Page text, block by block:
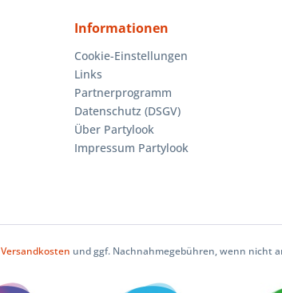
Informationen
Cookie-Einstellungen
Links
Partnerprogramm
Datenschutz (DSGV)
Über Partylook
Impressum Partylook
Versandkosten und ggf. Nachnahmegebühren, wenn nicht